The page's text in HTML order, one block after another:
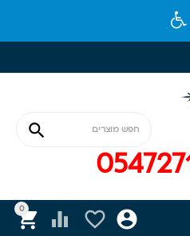
0
 
 
